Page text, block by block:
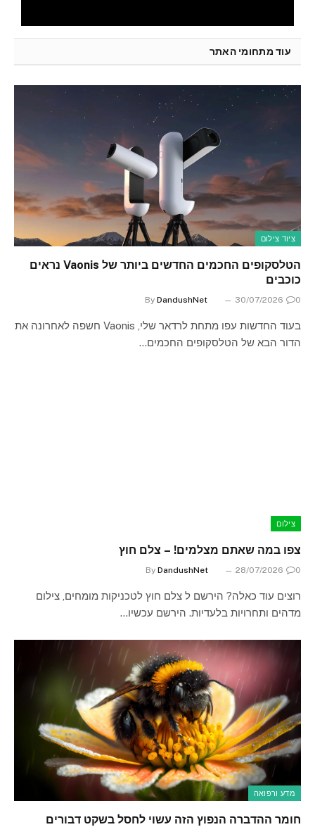
עוד מתחומי האתר
ציוד צילום
הטלסקופים החכמים החדשים ביותר של Vaonis נראים
כוכבים
By DandushNet 30/07/2026 0
בעוד החדשות עפו מתחת לרדאר שלי, Vaonis חשפה לאחרונה את
הדור הבא של הטלסקופים החכמים…
צילום
צפו במה שאתם מצלמים! – צלם חוץ
By DandushNet 28/07/2026 0
רוצים עוד כאלה? הירשם ל צלם חוץ לטכניקות מומחים, צילום
מדהים ותחרויות בלעדיות. הירשם עכשיו…
מדע ורפואה
חומר ההדברה הנפוץ הזה עשוי לחסל בשקט דבורים